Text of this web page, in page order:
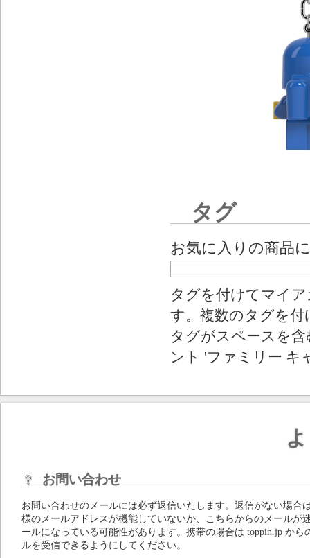
タグ
お気に入りの商品
タグを付けてマイ
す。複数のタグを
タグがスペースを
ント 'ファミリー キ
お問い合わせ
お問い合わせのメールには必ず返信いたします。返信がない場合
様のメールアドレスが機能していないか、こちらからのメールが
ールになっている可能性があります。携帯の場合は toppin.jp から
ルを受信できるようにしてください。